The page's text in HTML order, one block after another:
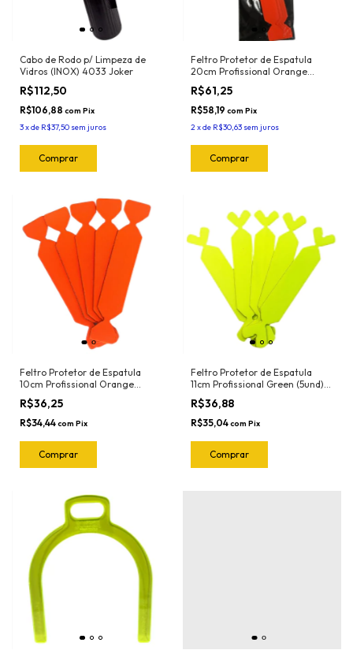
Cabo de Rodo p/ Limpeza de
Vidros (INOX) 4033 Joker
R$112,50
R$106,88 com Pix
3xde R$37,50 sem juros
Feltro Protetor de Espatula
20cm Profissional Orange
(5und) 1024.O Joker
R$61,25
R$58,19 com Pix
2xde R$30,63 sem juros
Feltro Protetor de Espatula
10cm Profissional Orange
(5und) 1020.O Joker
R$36,25
R$34,44com Pix
Feltro Protetor de Espatula
11cm Profissional Green (5und)
1018.G Joker
R$36,88
R$35,04com Pix